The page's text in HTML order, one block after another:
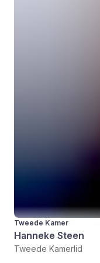
Tweede Kamer
Hanneke Steen
Tweede Kamerlid